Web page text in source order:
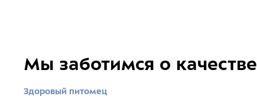
Мы заботимся о качестве
Здоровый питомец